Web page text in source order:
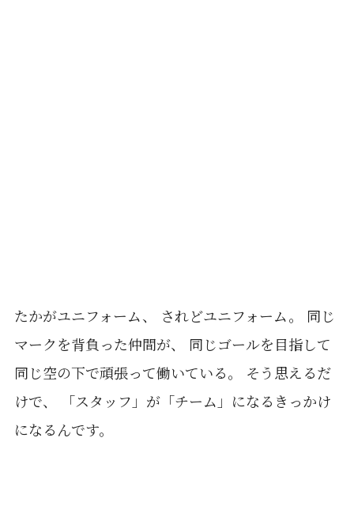
たかがユニフォーム、 されどユニフォーム。 同じ
マークを背負った仲間が、 同じゴールを目指して
同じ空の下で頑張って働いている。 そう思えるだ
けで、 「スタッフ」が「チーム」になるきっかけ
になるんです。